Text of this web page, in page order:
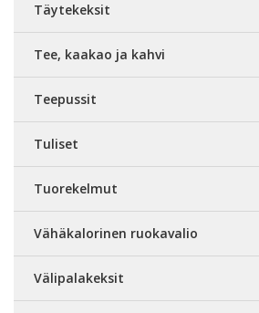
Täytekeksit
Tee, kaakao ja kahvi
Teepussit
Tuliset
Tuorekelmut
Vähäkalorinen ruokavalio
Välipalakeksit